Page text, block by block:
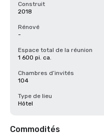
Construit
2018
Rénové
-
Espace total de la réunion
1 600 pi. ca.
Chambres d’invités
104
Type de lieu
Hôtel
Commodités